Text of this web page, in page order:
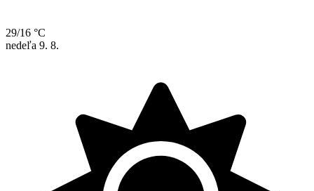
29/16 °C
nedeľa 9. 8.